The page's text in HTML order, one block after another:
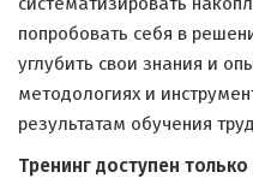
попробовать себя в
углубить свои знания и
методологиях и
результатам обучения
Тренинг доступен